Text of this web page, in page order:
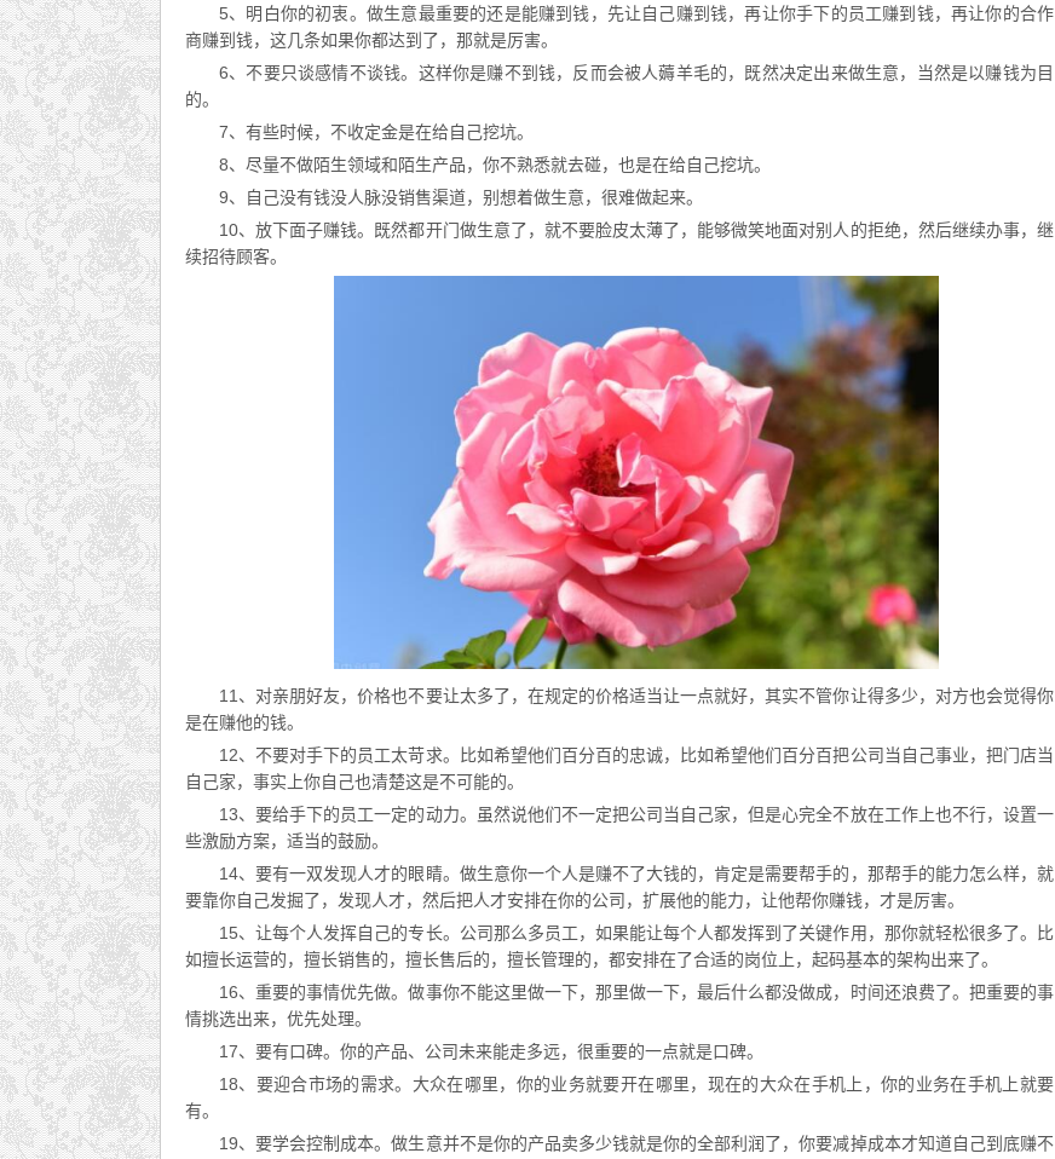
5、明白你的初衷。做生意最重要的还是能赚到钱，先让自己赚到钱，再让你手下的员工赚到钱，再让你的合作
商赚到钱，这几条如果你都达到了，那就是厉害。
6、不要只谈感情不谈钱。这样你是赚不到钱，反而会被人薅羊毛的，既然决定出来做生意，当然是以赚钱为目
的。
7、有些时候，不收定金是在给自己挖坑。
8、尽量不做陌生领域和陌生产品，你不熟悉就去碰，也是在给自己挖坑。
9、自己没有钱没人脉没销售渠道，别想着做生意，很难做起来。
10、放下面子赚钱。既然都开门做生意了，就不要脸皮太薄了，能够微笑地面对别人的拒绝，然后继续办事，继
续招待顾客。
11、对亲朋好友，价格也不要让太多了，在规定的价格适当让一点就好，其实不管你让得多少，对方也会觉得你
是在赚他的钱。
12、不要对手下的员工太苛求。比如希望他们百分百的忠诚，比如希望他们百分百把公司当自己事业，把门店当
自己家，事实上你自己也清楚这是不可能的。
13、要给手下的员工一定的动力。虽然说他们不一定把公司当自己家，但是心完全不放在工作上也不行，设置一
些激励方案，适当的鼓励。
14、要有一双发现人才的眼睛。做生意你一个人是赚不了大钱的，肯定是需要帮手的，那帮手的能力怎么样，就
要靠你自己发掘了，发现人才，然后把人才安排在你的公司，扩展他的能力，让他帮你赚钱，才是厉害。
15、让每个人发挥自己的专长。公司那么多员工，如果能让每个人都发挥到了关键作用，那你就轻松很多了。比
如擅长运营的，擅长销售的，擅长售后的，擅长管理的，都安排在了合适的岗位上，起码基本的架构出来了。
16、重要的事情优先做。做事你不能这里做一下，那里做一下，最后什么都没做成，时间还浪费了。把重要的事
情挑选出来，优先处理。
17、要有口碑。你的产品、公司未来能走多远，很重要的一点就是口碑。
18、要迎合市场的需求。大众在哪里，你的业务就要开在哪里，现在的大众在手机上，你的业务在手机上就要
有。
19、要学会控制成本。做生意并不是你的产品卖多少钱就是你的全部利润了，你要减掉成本才知道自己到底赚不